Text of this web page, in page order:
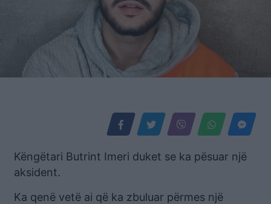
Këngëtari Butrint Imeri duket se ka pësuar një
aksident.
Ka qenë vetë ai që ka zbuluar përmes një